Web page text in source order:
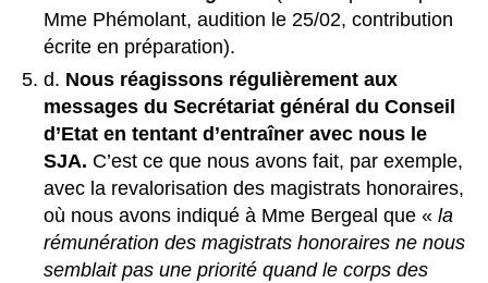
Mme Phémolant, audition le 25/02, contribution
écrite en préparation).
d. Nous réagissons régulièrement aux
messages du Secrétariat général du Conseil
d’Etat en tentant d’entraîner avec nous le
SJA. C’est ce que nous avons fait, par exemple,
avec la revalorisation des magistrats honoraires,
où nous avons indiqué à Mme Bergeal que « la
rémunération des magistrats honoraires ne nous
semblait pas une priorité quand le corps des